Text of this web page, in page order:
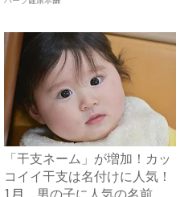
「干支ネーム」が増加！カッ
コイイ干支は名付けに人気！